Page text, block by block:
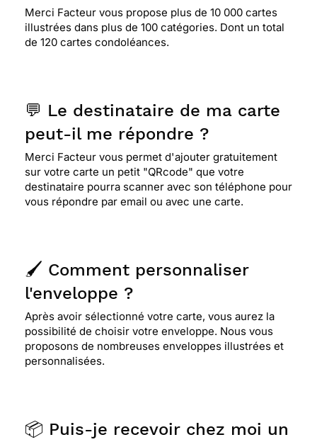
Merci Facteur vous propose plus de 10 000 cartes
illustrées dans plus de 100 catégories. Dont un total
de 120 cartes condoléances.
💬 Le destinataire de ma carte
peut-il me répondre ?
Merci Facteur vous permet d'ajouter gratuitement
sur votre carte un petit "QRcode" que votre
destinataire pourra scanner avec son téléphone pour
vous répondre par email ou avec une carte.
🖌️ Comment personnaliser
l'enveloppe ?
Après avoir sélectionné votre carte, vous aurez la
possibilité de choisir votre enveloppe. Nous vous
proposons de nombreuses enveloppes illustrées et
personnalisées.
📦 Puis-je recevoir chez moi un